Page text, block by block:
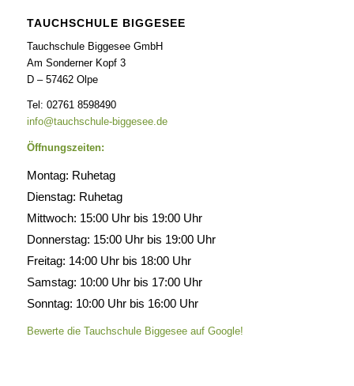
TAUCHSCHULE BIGGESEE
Tauchschule Biggesee GmbH
Am Sonderner Kopf 3
D – 57462 Olpe
Tel: 02761 8598490
info@tauchschule-biggesee.de
Öffnungszeiten:
Montag: Ruhetag
Dienstag: Ruhetag
Mittwoch: 15:00 Uhr bis 19:00 Uhr
Donnerstag: 15:00 Uhr bis 19:00 Uhr
Freitag: 14:00 Uhr bis 18:00 Uhr
Samstag: 10:00 Uhr bis 17:00 Uhr
Sonntag: 10:00 Uhr bis 16:00 Uhr
Bewerte die Tauchschule Biggesee auf Google!